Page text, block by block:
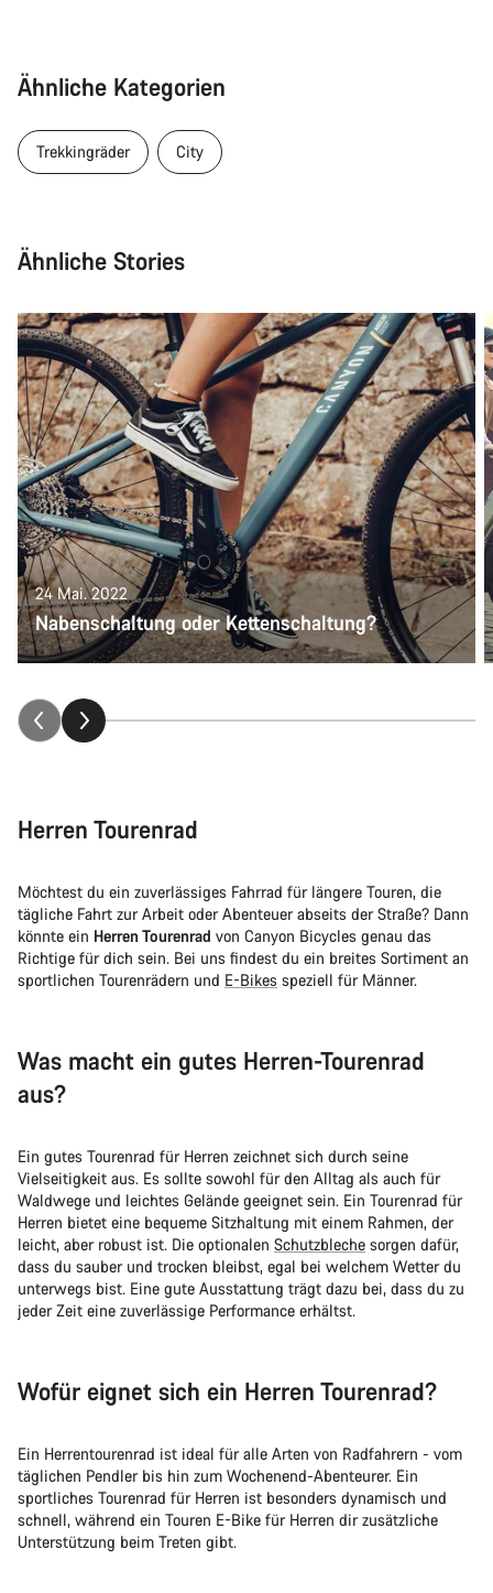
Ähnliche Kategorien
Trekkingräder City
Ähnliche Stories
24 Mai. 2022
Nabenschaltung oder Kettenschaltung?
Herren Tourenrad
Möchtest du ein zuverlässiges Fahrrad für längere Touren, die
tägliche Fahrt zur Arbeit oder Abenteuer abseits der Straße? Dann
könnte ein Herren Tourenrad von Canyon Bicycles genau das
Richtige für dich sein. Bei uns findest du ein breites Sortiment an
sportlichen Tourenrädern und E-Bikes speziell für Männer.
Was macht ein gutes Herren-Tourenrad
aus?
Ein gutes Tourenrad für Herren zeichnet sich durch seine
Vielseitigkeit aus. Es sollte sowohl für den Alltag als auch für
Waldwege und leichtes Gelände geeignet sein. Ein Tourenrad für
Herren bietet eine bequeme Sitzhaltung mit einem Rahmen, der
leicht, aber robust ist. Die optionalen Schutzbleche sorgen dafür,
dass du sauber und trocken bleibst, egal bei welchem Wetter du
unterwegs bist. Eine gute Ausstattung trägt dazu bei, dass du zu
jeder Zeit eine zuverlässige Performance erhältst.
Wofür eignet sich ein Herren Tourenrad?
Ein Herrentourenrad ist ideal für alle Arten von Radfahrern - vom
täglichen Pendler bis hin zum Wochenend-Abenteurer. Ein
sportliches Tourenrad für Herren ist besonders dynamisch und
schnell, während ein Touren E-Bike für Herren dir zusätzliche
Unterstützung beim Treten gibt.